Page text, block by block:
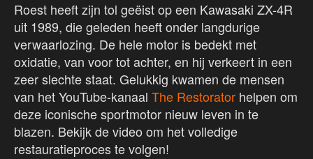
Roest heeft zijn tol geëist op een Kawasaki ZX-4R
uit 1989, die geleden heeft onder langdurige
verwaarlozing. De hele motor is bedekt met
oxidatie, van voor tot achter, en hij verkeert in een
zeer slechte staat. Gelukkig kwamen de mensen
van het YouTube-kanaal The Restorator helpen om
deze iconische sportmotor nieuw leven in te
blazen. Bekijk de video om het volledige
restauratieproces te volgen!